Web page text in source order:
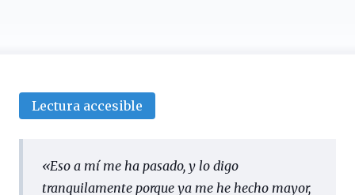
Lectura accesible
«Eso a mí me ha pasado, y lo digo
tranquilamente porque ya me he hecho mayor,